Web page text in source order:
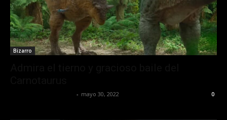
Bizarro
- mayo 30, 2022 0